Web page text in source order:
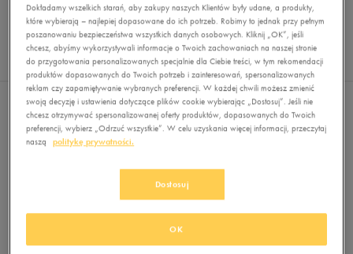
Sortuj:
REKOMENDOWANE
FILTRUJ
Pokaż
60
z 0
Nie wybrano filtrów
Brak produktów do wyświetlenia
Dokładamy wszelkich starań, aby zakupy naszych Klientów były udane, a produkty,
które wybierają – najlepiej dopasowane do ich potrzeb. Robimy to jednak przy pełnym
poszanowaniu bezpieczeństwa wszystkich danych osobowych. Kliknij „OK”, jeśli
chcesz, abyśmy wykorzystywali informacje o Twoich zachowaniach na naszej stronie
do przygotowania personalizowanych specjalnie dla Ciebie treści, w tym rekomendacji
produktów dopasowanych do Twoich potrzeb i zainteresowań, spersonalizowanych
reklam czy zapamiętywanie wybranych preferencji. W każdej chwili możesz zmienić
swoją decyzję i ustawienia dotyczące plików cookie wybierając „Dostosuj”. Jeśli nie
chcesz otrzymywać spersonalizowanej oferty produktów, dopasowanych do Twoich
preferencji, wybierz „Odrzuć wszystkie”. W celu uzyskania więcej informacji, przeczytaj
naszą
politykę prywatności.
Dostosuj
OK